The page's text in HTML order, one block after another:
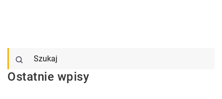
Ostatnie wpisy